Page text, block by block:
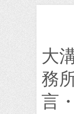
大
務
言